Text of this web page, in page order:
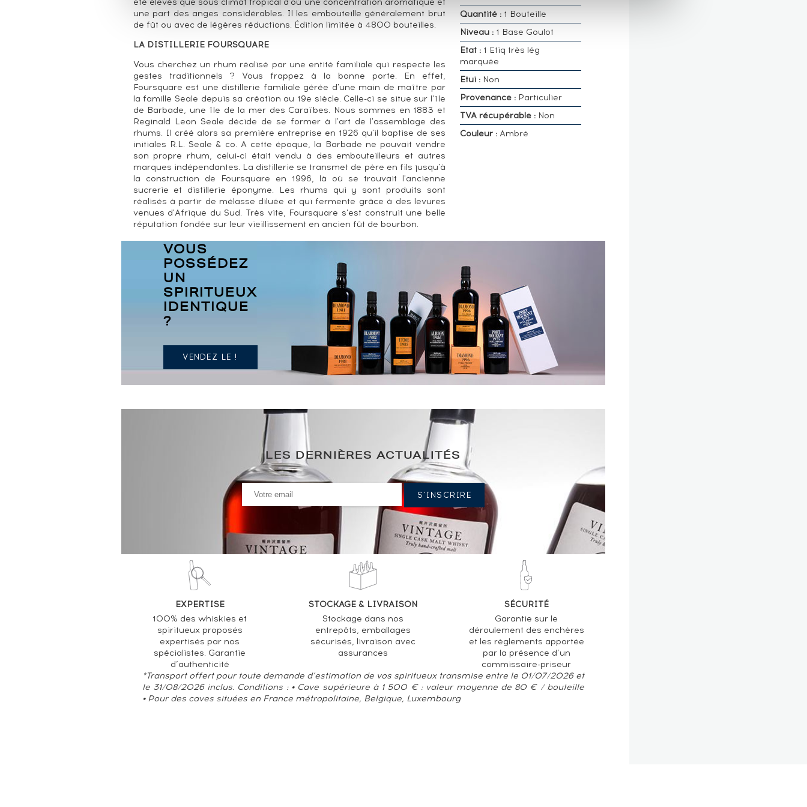
été élevés que sous climat tropical d'où une concentration aromatique et
une part des anges considérables. Il les embouteille généralement brut
de fût ou avec de légères réductions. Édition limitée à 4800 bouteilles.
LA DISTILLERIE FOURSQUARE
Vous cherchez un rhum réalisé par une entité familiale qui respecte les
gestes traditionnels ? Vous frappez à la bonne porte. En effet,
Foursquare est une distillerie familiale gérée d'une main de maître par
la famille Seale depuis sa création au 19e siècle. Celle-ci se situe sur l'île
de Barbade, une île de la mer des Caraïbes. Nous sommes en 1883 et
Reginald Leon Seale décide de se former à l'art de l'assemblage des
rhums. Il créé alors sa première entreprise en 1926 qu'il baptise de ses
initiales R.L. Seale & co. A cette époque, la Barbade ne pouvait vendre
son propre rhum, celui-ci était vendu à des embouteilleurs et autres
marques indépendantes. La distillerie se transmet de père en fils jusqu'à
la construction de Foursquare en 1996, là où se trouvait l'ancienne
sucrerie et distillerie éponyme. Les rhums qui y sont produits sont
réalisés à partir de mélasse diluée et qui fermente grâce à des levures
venues d'Afrique du Sud. Très vite, Foursquare s'est construit une belle
réputation fondée sur leur vieillissement en ancien fût de bourbon.
Quantité : 1 Bouteille
Niveau : 1 Base Goulot
Etat : 1 Etiq très lég
marquée
Etui : Non
Provenance : Particulier
TVA récupérable : Non
Couleur : Ambré
VOUS
POSSÉDEZ
UN
SPIRITUEUX
IDENTIQUE
?
VENDEZ LE !
LES DERNIÈRES ACTUALITÉS
EXPERTISE
100% des whiskies et
spiritueux proposés
expertisés par nos
spécialistes. Garantie
d’authenticité
STOCKAGE & LIVRAISON
Stockage dans nos
entrepôts, emballages
sécurisés, livraison avec
assurances
SÉCURITÉ
Garantie sur le
déroulement des enchères
et les règlements apportée
par la présence d’un
commissaire-priseur
*Transport offert pour toute demande d’estimation de vos spiritueux transmise entre le 01/07/2026 et
le 31/08/2026 inclus. Conditions : • Cave supérieure à 1 500 € : valeur moyenne de 80 € / bouteille
• Pour des caves situées en France métropolitaine, Belgique, Luxembourg